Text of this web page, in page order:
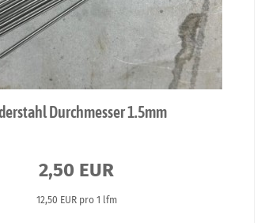
Durchmesser 1.5mm
2,50 EUR
12,50 EUR pro 1 lfm